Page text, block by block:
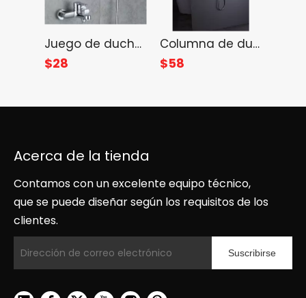
Juego de ducha montado en la pared con cabezal de ducha con cable telefónico de 2 vías
$28
Columna de ducha de 2 vías con pantalla digital de temperatura
$58
Acerca de la tienda
Contamos con un excelente equipo técnico,
que se puede diseñar según los requisitos de los
clientes.
Suscribirse